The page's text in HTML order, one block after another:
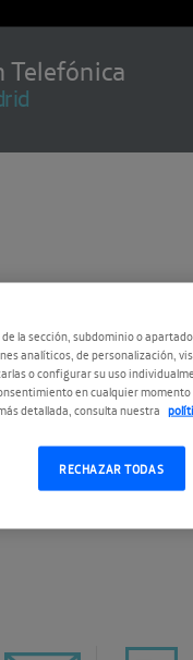
Telefónica
S D y
- 13:00
la sección, subdominio o
analíticos, de personalización,
o configurar su uso
en cualquier momento
detallada, consulta nuestra
RECHAZAR TODAS